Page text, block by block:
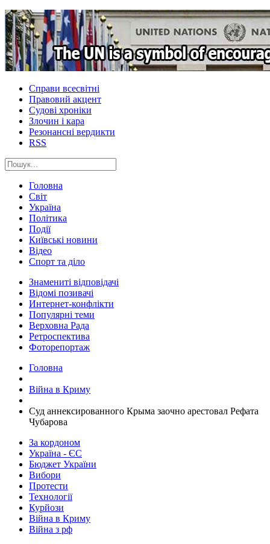
Справи всесвітні
Правовий акцент
Судові хроніки
Злочин і кара
Резонансні вердикти
RSS
Головна
Світ
Україна
Політика
Події
Київські новини
Відео
Спорт та діло
Знамениті відповідачі
Відомі позивачі
Интернет-конфлікти
Популярні теми
Верховна Рада
Ретроспектива
Фоторепортаж
Головна
Війна в Криму
Суд аннексированного Крыма заочно арестовал Рефата
Чубарова
За кордоном
Україна - ЄС
Бюджет України
Вибори
Протести
Технології
Курйози
Війна в Криму
Війна з рф